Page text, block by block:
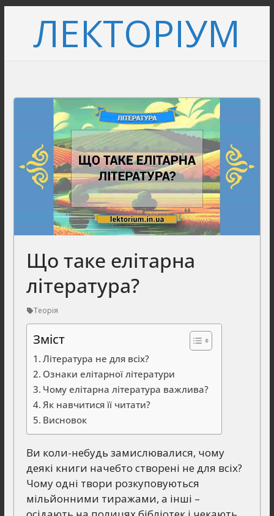
вмістуЛЕКТОРІУМ
Що таке елітарна
література?
Теорія
Зміст
Література не для всіх?
Ознаки елітарної літератури
Чому елітарна література важлива?
Як навчитися її читати?
Висновок
Ви коли-небудь замислювалися, чому
деякі книги начебто створені не для всіх?
Чому одні твори розкуповуються
мільйонними тиражами, а інші –